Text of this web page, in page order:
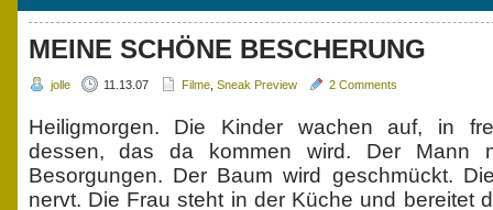
MEINE SCHÖNE BESCHERUNG
jolle 11.13.07 Filme, Sneak Preview 2 Comments
Heiligmorgen. Die Kinder wachen auf, in
dessen, das da kommen wird. Der Mann
Besorgungen. Der Baum wird geschmückt.
nervt. Die Frau steht in der Küche und bereitet